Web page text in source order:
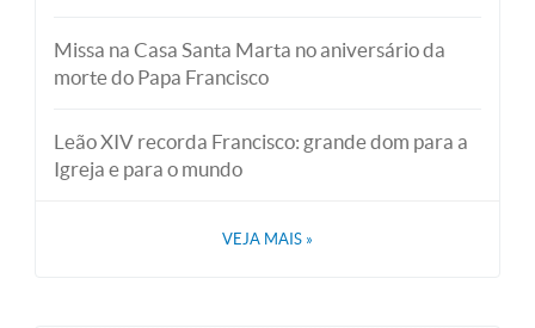
Missa na Casa Santa Marta no aniversário da
morte do Papa Francisco
Leão XIV recorda Francisco: grande dom para a
Igreja e para o mundo
VEJA MAIS »